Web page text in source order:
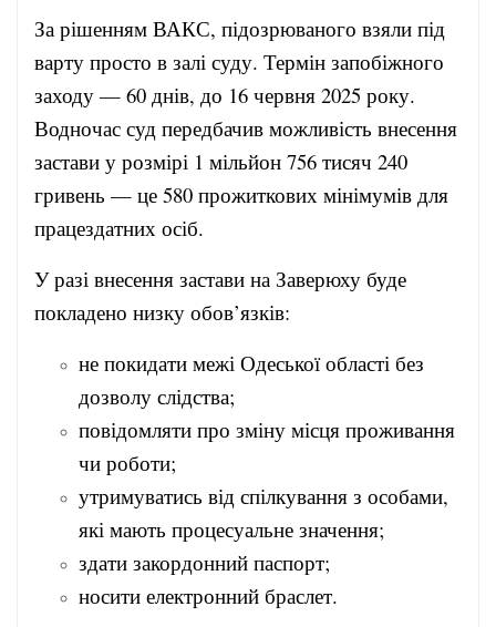
За рішенням ВАКС, підозрюваного взяли під
варту просто в залі суду. Термін запобіжного
заходу — 60 днів, до 16 червня 2025 року.
Водночас суд передбачив можливість внесення
застави у розмірі 1 мільйон 756 тисяч 240
гривень — це 580 прожиткових мінімумів для
працездатних осіб.
У разі внесення застави на Заверюху буде
покладено низку обов’язків:
не покидати межі Одеської області без
дозволу слідства;
повідомляти про зміну місця проживання
чи роботи;
утримуватись від спілкування з особами,
які мають процесуальне значення;
здати закордонний паспорт;
носити електронний браслет.